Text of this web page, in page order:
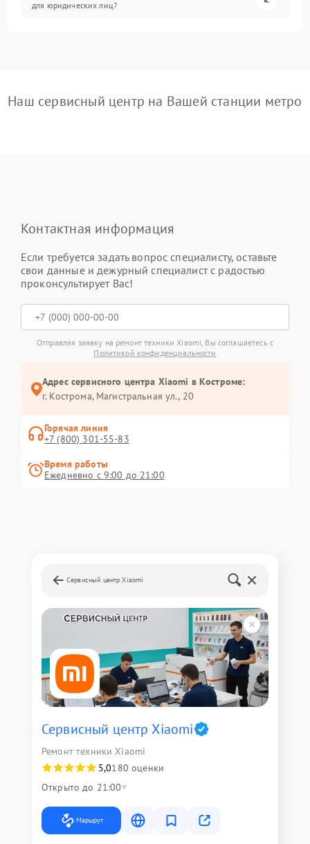
для юридических лиц?
Наш сервисный центр на Вашей станции метро
Контактная информация
Если требуется задать вопрос специалисту, оставьте
свои данные и дежурный специалист с радостью
проконсультирует Вас!
Отправляя заявку на ремонт техники Xiaomi, Вы соглашаетесь с
Политикой конфиденциальности
Адрес сервисного центра Xiaomi в Костроме:
г. Кострома, Магистральная ул., 20
Горячая линия
+7 (800) 301-55-83
Время работы
Ежедневно с 9:00 до 21:00
Сервисный центр Xiaomi
Сервисный центр Xiaomi
Ремонт техники Xiaomi
5,0180 оценки
Открыто до 21:00
Маршрут